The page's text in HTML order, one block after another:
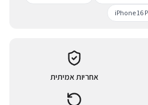
iPhone 16
אחריות אמיתית